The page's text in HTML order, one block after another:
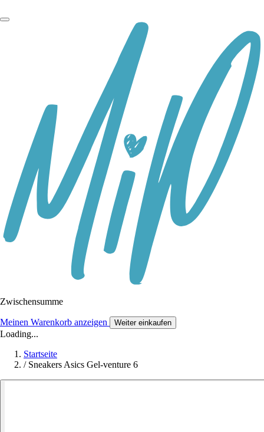
Zwischensumme
Meinen Warenkorb anzeigen Weiter einkaufen
Loading...
Startseite
/ Sneakers Asics Gel-venture 6